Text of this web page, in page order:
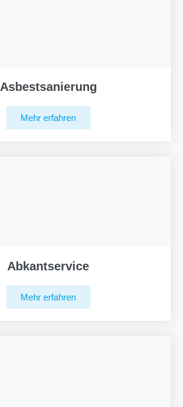
Asbestsanierung
Mehr erfahren
Abkantservice
Mehr erfahren